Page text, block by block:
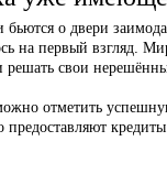
о двери
на первый взгляд.
решать свои
отметить